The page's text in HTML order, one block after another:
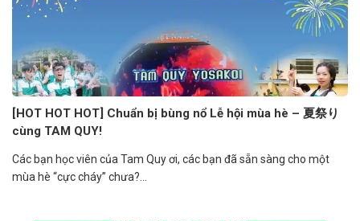
[HOT HOT HOT] Chuẩn bị bùng nổ Lễ hội mùa hè – 夏祭り
cùng TAM QUY!
Các bạn học viên của Tam Quy ơi, các bạn đã sẵn sàng cho một
mùa hè “cực cháy” chưa?...